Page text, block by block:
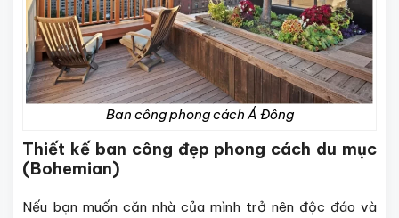
Ban công phong cách Á Đông
Thiết kế ban công đẹp phong cách du mục
(Bohemian)
Nếu bạn muốn căn nhà của mình trở nên độc đáo và